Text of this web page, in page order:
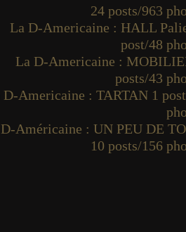
24 posts/963
La D-Americaine : HALL
post/48
La D-Americaine :
posts/43
D-Americaine : TARTAN 1
Américaine : UN PEU DE
10 posts/156